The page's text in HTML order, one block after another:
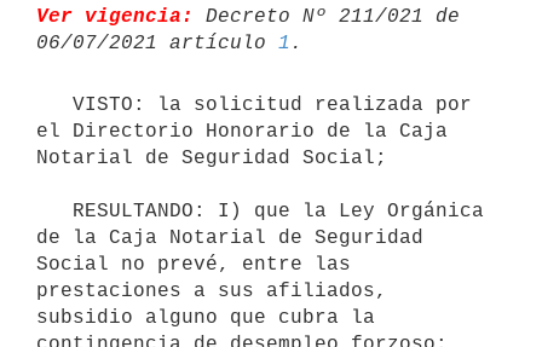
Ver vigencia:
Decreto Nº 211/021 de
06/07/2021 artículo 1
el Directorio Honorario de la Caja
Notarial de Seguridad Social;
de la Caja Notarial de Seguridad
Social no prevé, entre las
prestaciones a sus afiliados,
subsidio alguno que cubra la